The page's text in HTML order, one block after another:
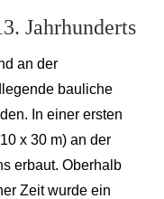
Jahrhunderts
an der
bauliche
In einer ersten
x 30 m) an der
erbaut. Oberhalb
Zeit wurde ein